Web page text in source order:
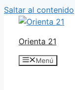
Saltar al contenido
Orienta 21
Menú